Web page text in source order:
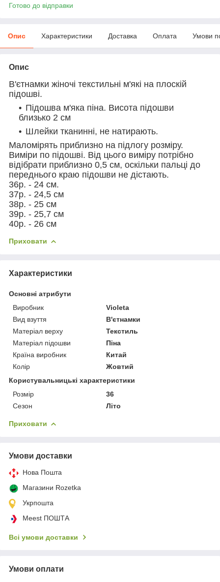
Готово до відправки
Опис Характеристики Доставка Оплата Умови
Опис
В'єтнамки жіночі текстильні м'які на плоскій
підошві.
Підошва м'яка піна. Висота підошви
близько 2 см
Шлейки тканинні, не натирають.
Маломірять приблизно на підлогу розміру.
Виміри по підошві. Від цього виміру потрібно
відібрати приблизно 0,5 см, оскільки пальці до
переднього краю підошви не дістають.
36р. - 24 см.
37р. - 24,5 см
38р. - 25 см
39р. - 25,7 см
40р. - 26 см
Приховати
Характеристики
Основні атрибути
Виробник
Violeta
Вид взуття
В'єтнамки
Матеріал верху
Текстиль
Матеріал підошви
Піна
Країна виробник
Китай
Колір
Жовтий
Користувальницькі характеристики
Розмір
36
Сезон
Літо
Приховати
Умови доставки
Нова Пошта
Магазини Rozetka
Укрпошта
Meest ПОШТА
Всі умови доставки
Умови оплати